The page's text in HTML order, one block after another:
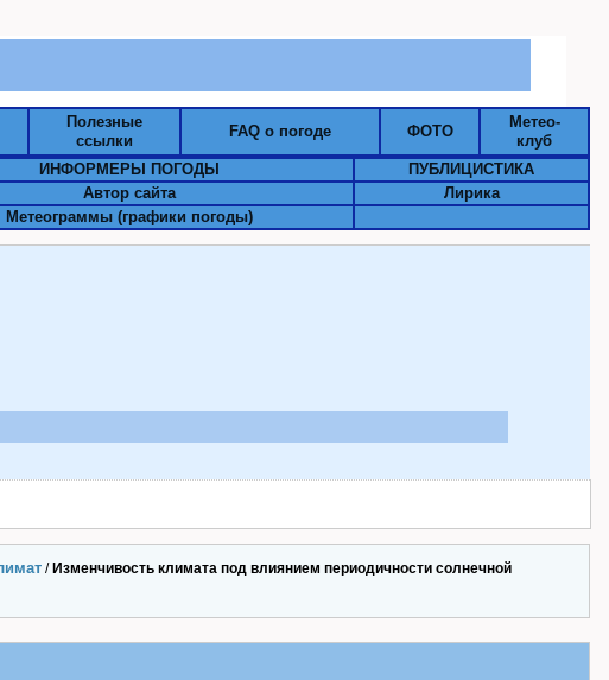
Полезные
ссылки
FAQ о погоде ФОТО
Метео-
клуб
ИНФОРМЕРЫ ПОГОДЫ
ПУБЛИЦИСТИКА
Автор сайта
Лирика
Метеограммы (графики погоды)
/ Изменчивость климата под влиянием периодичности солнечной